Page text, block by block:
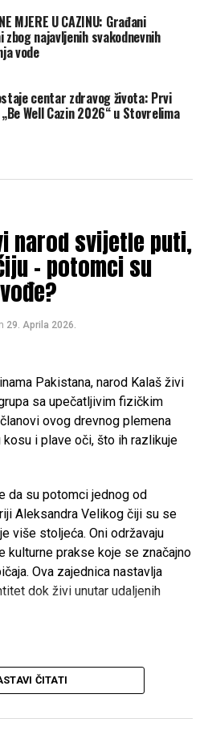
je još jednom pokazala koliko
po atmosferi i najavljenim
trenutaka tek slijedi.
Adi Šoše dolazi na Trg Alije
i glas koji će zagrijati
sve prisutne. Ovaj
“CaZIMSKE priče” a
NOn4sN1m.m3u8
CAZIN
KONCERT
osoba koje su vakcinisane
rezultati velikog istraživanja
scenarij o sudbini
kraja već je započeo
MJERE U CAZINU: Građani
zbog najavljenih svakodnevnih
vode
centar zdravog života: Prvi
Well Cazin 2026“ u Stovrelima
narod svijetle puti,
– potomci su
29. Aprila 2026.
Pakistana, narod Kalaš živi
sa upečatljivim fizičkim
ovog drevnog plemena
kosu i plave oči, što ih razlikuje
da su potomci jednog od
Aleksandra Velikog čiji su se
više stoljeća. Oni održavaju
prakse koje se značajno
Ova zajednica nastavlja
dok živi unutar udaljenih
etnička manjina koja govori
Naseljavajući doline
Hindukuša, poznati su po svojoj
ČITATI